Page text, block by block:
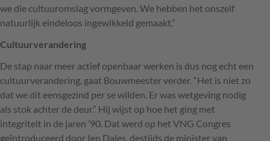
we die cultuuromslag vormgeven. We hebben het onszelf
natuurlijk eindeloos ingewikkeld gemaakt.”
Cultuurverandering
De stap naar meer actief openbaar werken is dus nog echt een
cultuurverandering, gaat Bouwmeester verder. “Het is niet zo
dat we dit eensgezind per se wilden. Er was wetgeving nodig
als stok achter de deur.” Hij wijst op hoe het ging met
integriteit in de jaren ’90. Dat werd op het VNG Congres
geïntroduceerd door Ien Dales, destijds de minister van